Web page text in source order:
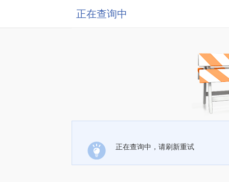
正在查询中
正在查询中，请刷新重试